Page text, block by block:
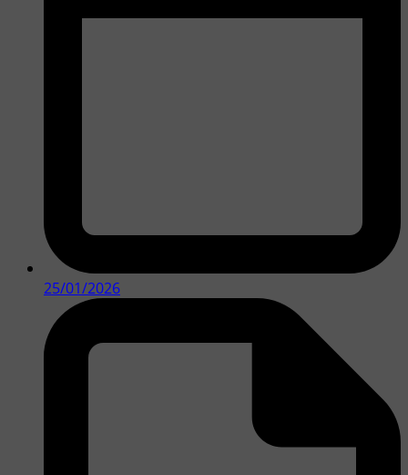
25/01/2026